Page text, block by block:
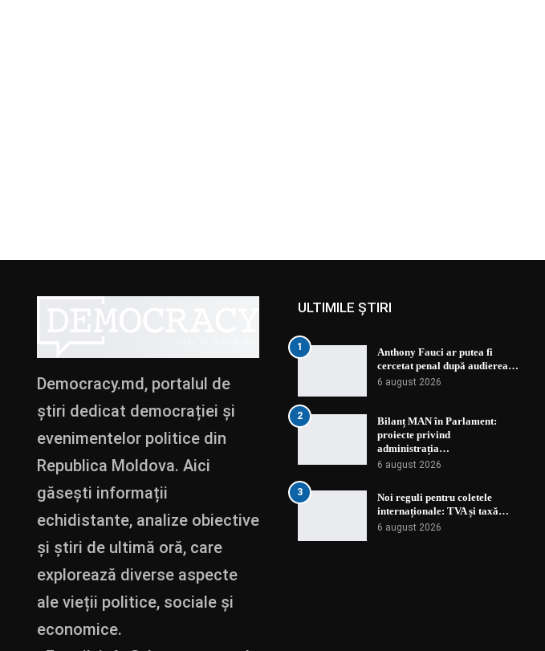
Democracy.md, portalul de
știri dedicat democrației și
evenimentelor politice din
Republica Moldova. Aici
găsești informații
echidistante, analize obiective
și știri de ultimă oră, care
explorează diverse aspecte
ale vieții politice, sociale și
economice.
ULTIMILE ȘTIRI
1
Anthony Fauci ar putea fi
cercetat penal după audierea…
6 august 2026
2
Bilanț MAN în Parlament:
proiecte privind
administrația…
6 august 2026
3
Noi reguli pentru coletele
internaționale: TVA și taxă…
6 august 2026